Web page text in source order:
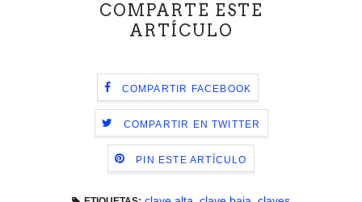
COMPARTE ESTE
ARTÍCULO
COMPARTIR FACEBOOK
COMPARTIR EN TWITTER
PIN ESTE ARTÍCULO